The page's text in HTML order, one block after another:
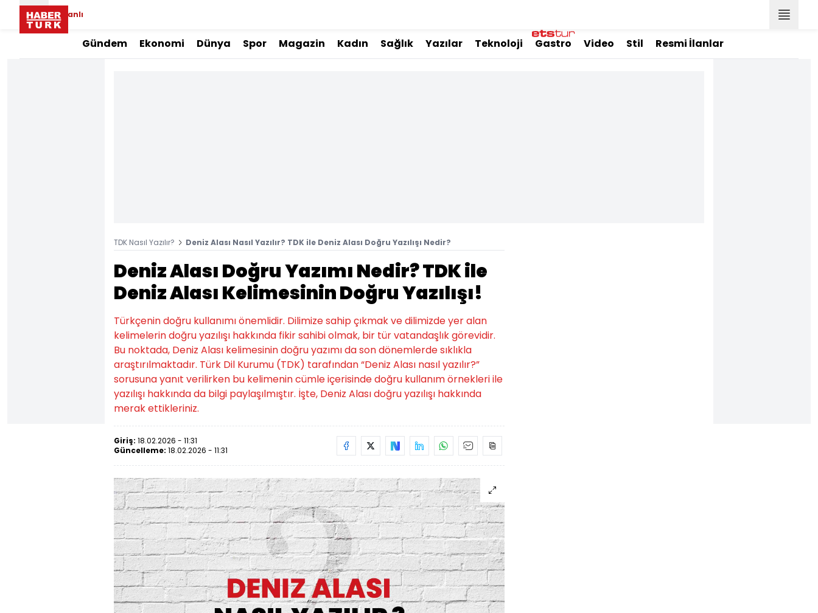
Canlı
Gündem Ekonomi Dünya Spor Magazin Kadın Sağlık Yazılar Teknoloji Gastro Video Stil Resmi İlanlar
TDK Nasıl Yazılır? Deniz Alası Nasıl Yazılır? TDK ile Deniz Alası Doğru Yazılışı Nedir?
Deniz Alası Doğru Yazımı Nedir? TDK ile
Deniz Alası Kelimesinin Doğru Yazılışı!
Türkçenin doğru kullanımı önemlidir. Dilimize sahip çıkmak ve dilimizde yer alan
kelimelerin doğru yazılışı hakkında fikir sahibi olmak, bir tür vatandaşlık görevidir.
Bu noktada, Deniz Alası kelimesinin doğru yazımı da son dönemlerde sıklıkla
araştırılmaktadır. Türk Dil Kurumu (TDK) tarafından “Deniz Alası nasıl yazılır?”
sorusuna yanıt verilirken bu kelimenin cümle içerisinde doğru kullanım örnekleri ile
yazılışı hakkında da bilgi paylaşılmıştır. İşte, Deniz Alası doğru yazılışı hakkında
merak ettikleriniz.
Giriş: 18.02.2026 - 11:31
Güncelleme: 18.02.2026 - 11:31